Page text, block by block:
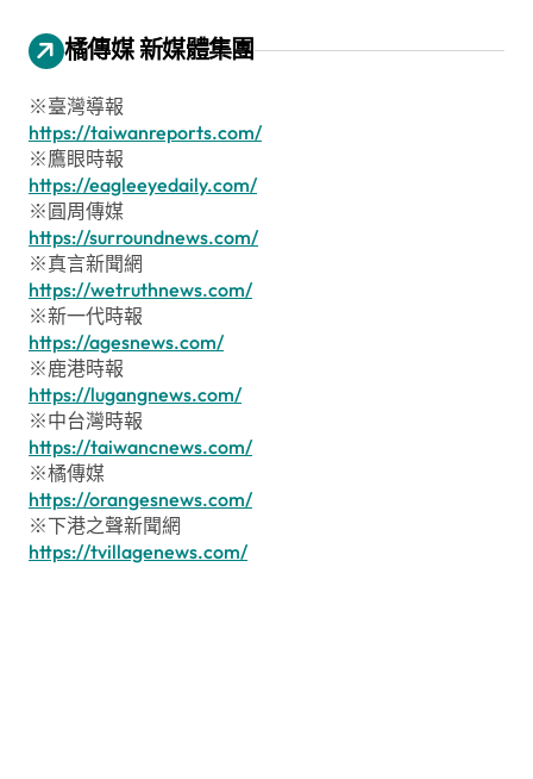
橘傳媒 新媒體集團
※臺灣導報
https://taiwanreports.com/
※鷹眼時報
https://eagleeyedaily.com/
※圓周傳媒
https://surroundnews.com/
※真言新聞網
https://wetruthnews.com/
※新一代時報
https://agesnews.com/
※鹿港時報
https://lugangnews.com/
※中台灣時報
https://taiwancnews.com/
※橘傳媒
https://orangesnews.com/
※下港之聲新聞網
https://tvillagenews.com/